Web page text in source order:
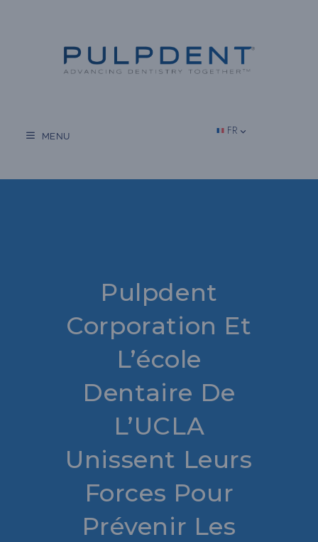
MENU FR
Pulpdent
Corporation Et
L’école
Dentaire De
L’UCLA
Unissent Leurs
Forces Pour
Prévenir Les